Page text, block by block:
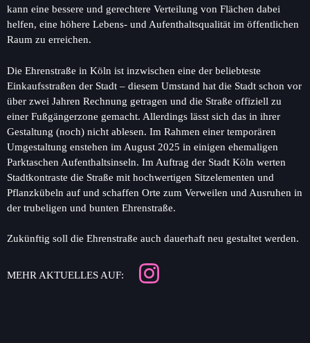
kann eine bessere und gerechtere Verteilung von Flächen dabei
helfen, eine höhere Lebens- und Aufenthaltsqualität im öffentlichen
Raum zu erreichen.
Die Ehrenstraße in Köln ist inzwischen eine der beliebteste
Einkaufsstraßen der Stadt – diesem Umstand hat die Stadt schon vor
über zwei Jahren Rechnung getragen und die Straße offiziell zu
einer Fußgängerzone gemacht. Allerdings lässt sich das in ihrer
Gestaltung (noch) nicht ablesen. Im Rahmen einer temporären
Umgestaltung enstehen im August 2025 in einigen ehemaligen
Parktaschen Aufenthaltsinseln. Im Auftrag der Stadt Köln werten
Stadtkontraste die Straße mit hochwertigen Sitzelementen und
Pflanzkübeln auf und schaffen Orte zum Verweilen und Ausruhen in
der trubeligen und bunten Ehrenstraße.
Zukünftig soll die Ehrenstraße auch dauerhaft neu gestaltet werden.
MEHR AKTUELLES AUF: